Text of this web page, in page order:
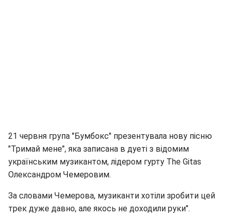
21 червня група "Бумбокс" презентувала нову пісню
"Тримай мене", яка записана в дуеті з відомим
українським музикантом, лідером гурту The Gitas
Олександром Чемеровим.
За словами Чемерова, музиканти хотіли зробити цей
трек дуже давно, але якось не доходили руки".